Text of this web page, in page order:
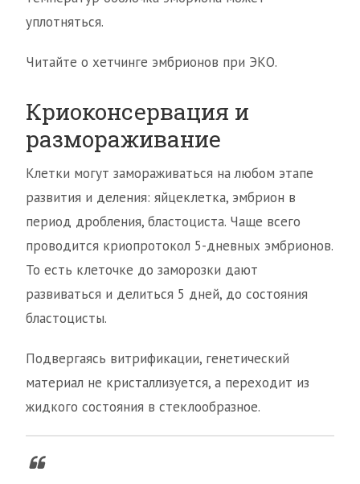
уплотняться.
Читайте о хетчинге эмбрионов при ЭКО.
Криоконсервация и
размораживание
Клетки могут замораживаться на любом этапе
развития и деления: яйцеклетка, эмбрион в
период дробления, бластоциста. Чаще всего
проводится криопротокол 5-дневных эмбрионов.
То есть клеточке до заморозки дают
развиваться и делиться 5 дней, до состояния
бластоцисты.
Подвергаясь витрификации, генетический
материал не кристаллизуется, а переходит из
жидкого состояния в стеклообразное.